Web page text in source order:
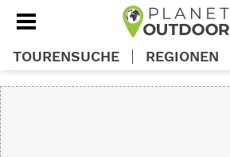
TOURENSUCHE REGIONEN